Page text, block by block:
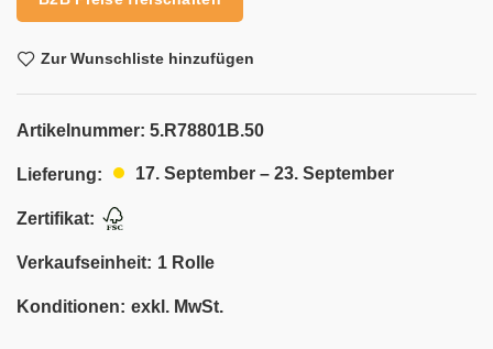
Zur Wunschliste hinzufügen
Artikelnummer: 5.R78801B.50
Lieferung: 17. September – 23. September
Zertifikat:
Verkaufseinheit: 1 Rolle
Konditionen: exkl. MwSt.